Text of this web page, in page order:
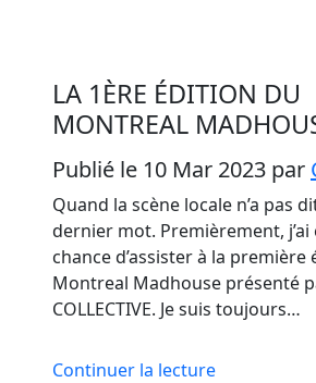
LA 1ÈRE ÉDITION DU
MONTREAL
Publié le 10 Mar 2023 par
Quand la scène locale n’a pas
dernier mot. Premièrement, j’ai
chance d’assister à la première
Montreal Madhouse présenté
COLLECTIVE. Je suis toujours…
Continuer la lecture